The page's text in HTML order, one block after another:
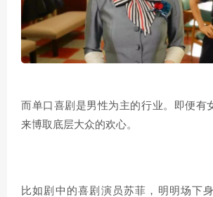
而单口喜剧是男性为主的行业。
即便有
来博取底层大众的欢心。
比如剧中的喜剧演员苏菲，明明场下